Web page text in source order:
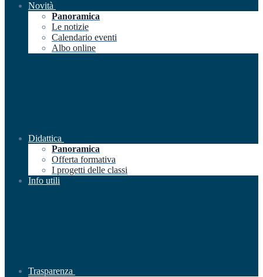
Novità
Panoramica
Le notizie
Calendario eventi
Albo online
Didattica
Panoramica
Offerta formativa
I progetti delle classi
Info utili
Trasparenza